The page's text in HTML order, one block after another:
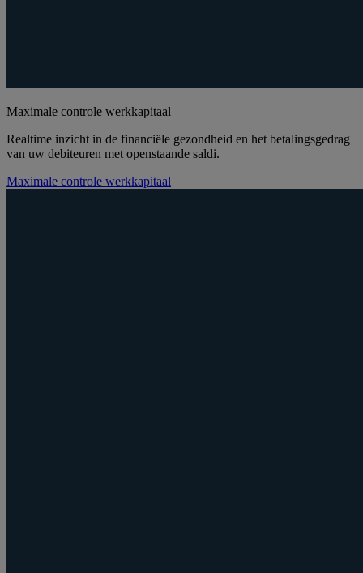
Maximale controle werkkapitaal
Realtime inzicht in de financiële gezondheid en het betalingsgedrag
van uw debiteuren met openstaande saldi.
Maximale controle werkkapitaal